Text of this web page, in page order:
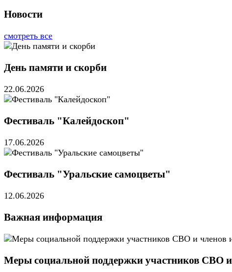
Новости
смотреть все
День памяти и скорби
22.06.2026
Фестиваль "Калейдоскоп"
17.06.2026
Фестиваль "Уральские самоцветы"
12.06.2026
Важная информация
Меры социальной поддержки участников СВО и